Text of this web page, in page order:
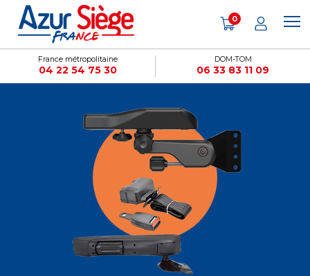
France métropolitaine
04 22 54 75 30
DOM-TOM
06 33 83 11 09
0
Panneau de gestion des cookies